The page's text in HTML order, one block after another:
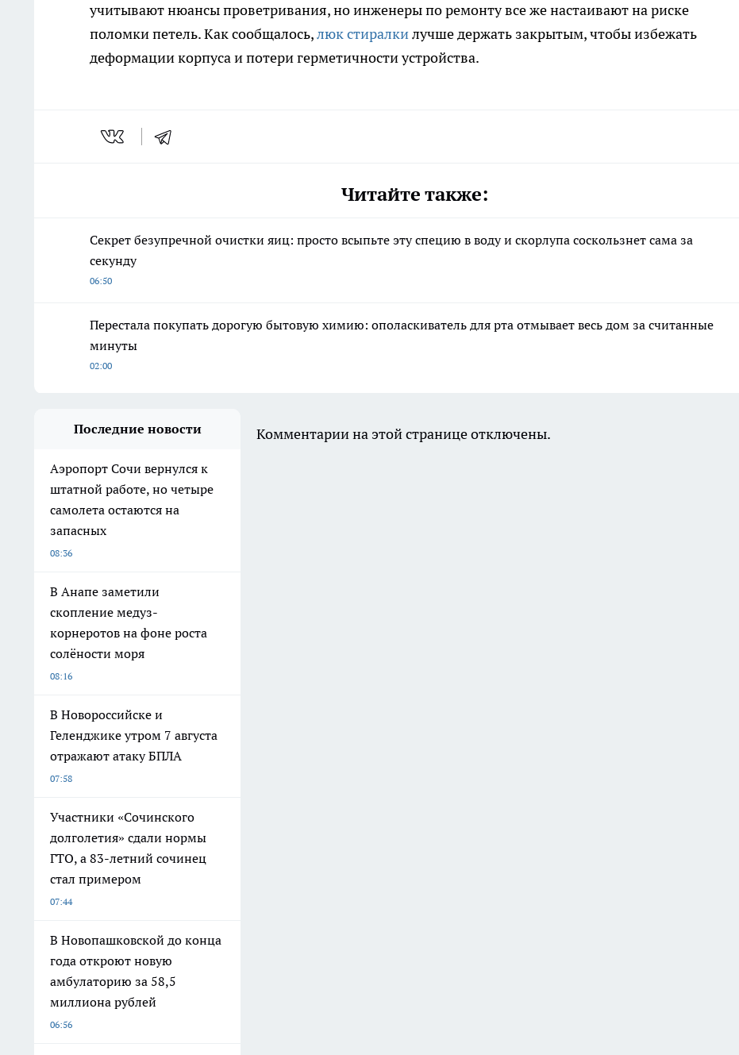
учитывают нюансы проветривания, но инженеры по ремонту все же настаивают на риске
поломки петель. Как сообщалось,люк стиралкилучше держать закрытым, чтобы избежать
деформации корпуса и потери герметичности устройства.
Читайте также:
Секрет безупречной очистки яиц: просто всыпьте эту специю в воду и скорлупа соскользнет сама за
секунду
06:50
Перестала покупать дорогую бытовую химию: ополаскиватель для рта отмывает весь дом за считанные
минуты
02:00
Последние новости
Аэропорт Сочи вернулся к
штатной работе, но четыре
самолета остаются на
запасных
08:36
В Анапе заметили
скопление медуз-
корнеротов на фоне роста
солёности моря
08:16
В Новороссийске и
Геленджике утром 7 августа
отражают атаку БПЛА
07:58
Участники «Сочинского
долголетия» сдали нормы
ГТО, а 83-летний сочинец
стал примером
07:44
В Новопашковской до конца
года откроют новую
амбулаторию за 58,5
миллиона рублей
06:56
Комментарии на этой странице отключены.